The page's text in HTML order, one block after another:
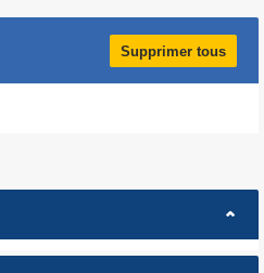
Supprimer tous